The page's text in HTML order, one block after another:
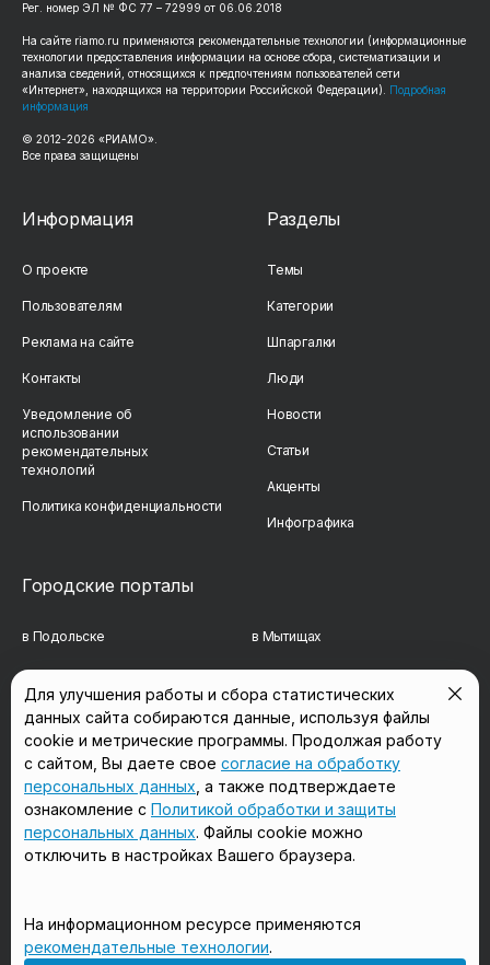
Рег. номер ЭЛ № ФС 77 – 72999 от 06.06.2018
На сайте riamo.ru применяются рекомендательные технологии (информационные
технологии предоставления информации на основе сбора, систематизации и
анализа сведений, относящихся к предпочтениям пользователей сети
«Интернет», находящихся на территории Российской Федерации). Подробная
информация
© 2012-2026 «РИАМО».
Все права защищены
Информация
О проекте
Пользователям
Реклама на сайте
Контакты
Уведомление об
использовании
рекомендательных
технологий
Политика конфиденциальности
Разделы
Темы
Категории
Шпаргалки
Люди
Новости
Статьи
Акценты
Инфографика
Городские порталы
в Подольске в Мытищах
в Сергиевом Посаде в Люберцах
в Красногорске в Королёве
в Домодедово в Щёлково
Мы в соцсетях
Для улучшения работы и сбора статистических
данных сайта собираются данные, используя файлы
cookie и метрические программы. Продолжая работу
с сайтом, Вы даете свое согласие на обработку
персональных данных , а также подтверждаете
ознакомление с Политикой обработки и защиты
персональных данных. Файлы cookie можно
отключить в настройках Вашего браузера.
На информационном ресурсе применяются
рекомендательные технологии.